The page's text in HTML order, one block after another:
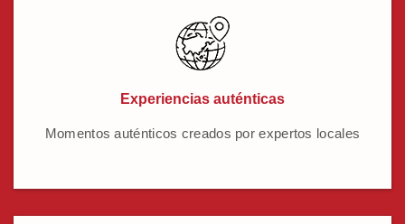
Experiencias auténticas
Momentos auténticos creados por expertos locales